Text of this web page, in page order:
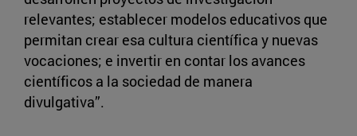
relevantes; establecer modelos educativos que
permitan crear esa cultura científica y nuevas
vocaciones; e invertir en contar los avances
científicos a la sociedad de manera
divulgativa”.